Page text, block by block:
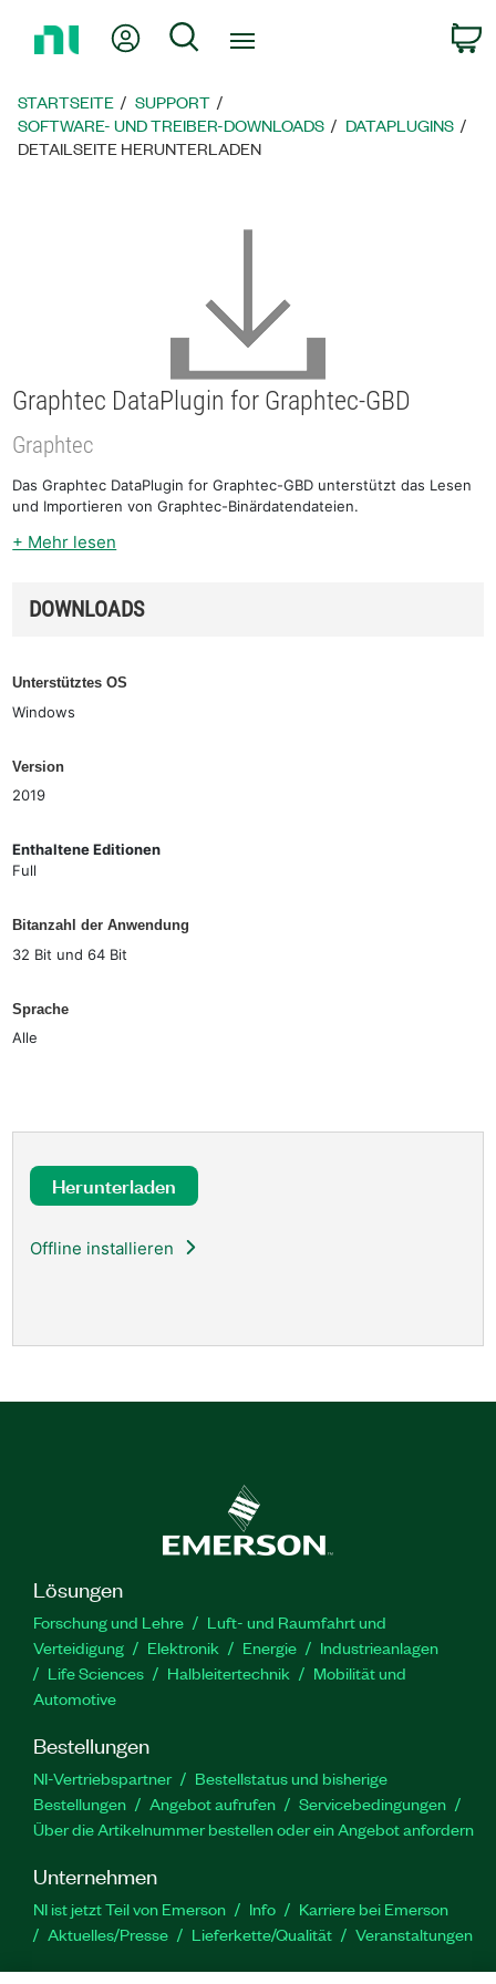
zur
Mein KontoSuche
STARTSEITE
SUPPORT
SOFTWARE- UND TREIBER-DOWNLOADS
DATAPLUGINS
DETAILSEITE HERUNTERLADEN
Graphtec DataPlugin for Graphtec-GBD
Graphtec
Das Graphtec DataPlugin for Graphtec-GBD unterstützt das Lesen
und Importieren von Graphtec-Binärdatendateien.
+ Mehr lesen
DOWNLOADS
Unterstütztes OS
Windows
Version
2019
Enthaltene Editionen
Full
Bitanzahl der Anwendung
32 Bit und 64 Bit
Sprache
Alle
Herunterladen
Offline installieren
Lösungen
Forschung und Lehre
Luft- und Raumfahrt und
Verteidigung
Elektronik Energie
Industrieanlagen
Life Sciences
Halbleitertechnik
Mobilität und
Automotive
Bestellungen
NI-Vertriebspartner
Bestellstatus und bisherige
Bestellungen
Angebot aufrufen
Servicebedingungen
Über die Artikelnummer bestellen oder ein Angebot anfordern
Unternehmen
NI ist jetzt Teil von Emerson Info
Karriere bei Emerson
Aktuelles/Presse
Lieferkette/Qualität Veranstaltungen